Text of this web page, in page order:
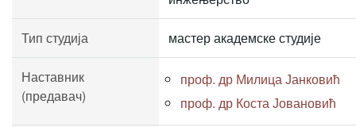
Тип студија мастер академске студије
Наставник
(предавач)
проф. др Милица Јанковић
проф. др Коста Јовановић